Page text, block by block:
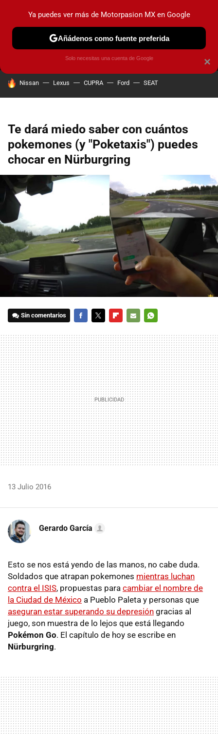
MENÚ NUEVO
INDUSTRIA HOY NO CIRCULA
HOY SE HABLA DE
Nissan Lexus CUPRA Ford SEAT
Te dará miedo saber con cuántos
pokemones (y "Poketaxis") puedes
chocar en Nürburgring
Sin comentarios
MAIL
13 Julio 2016
Gerardo García
Esto se nos está yendo de las manos, no cabe duda.
Soldados que atrapan pokemones mientras luchan
contra el ISIS, propuestas para cambiar el nombre de
la Ciudad de México a Pueblo Paleta y personas que
aseguran estar superando su depresión gracias al
juego, son muestra de lo lejos que está llegando
Pokémon Go. El capítulo de hoy se escribe en
Nürburgring.
×
Ya puedes ver más de Motorpasion MX en Google
Añádenos como fuente preferida
Solo necesitas una cuenta de Google